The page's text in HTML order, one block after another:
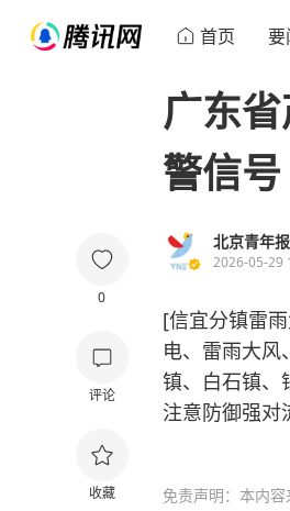
首页 要
0
评论
收藏
广东
警信号
北京青年
2026-05-29
[信宜分镇雷
电、雷雨大
镇、白石镇、
注意防御强对
免责声明：本内